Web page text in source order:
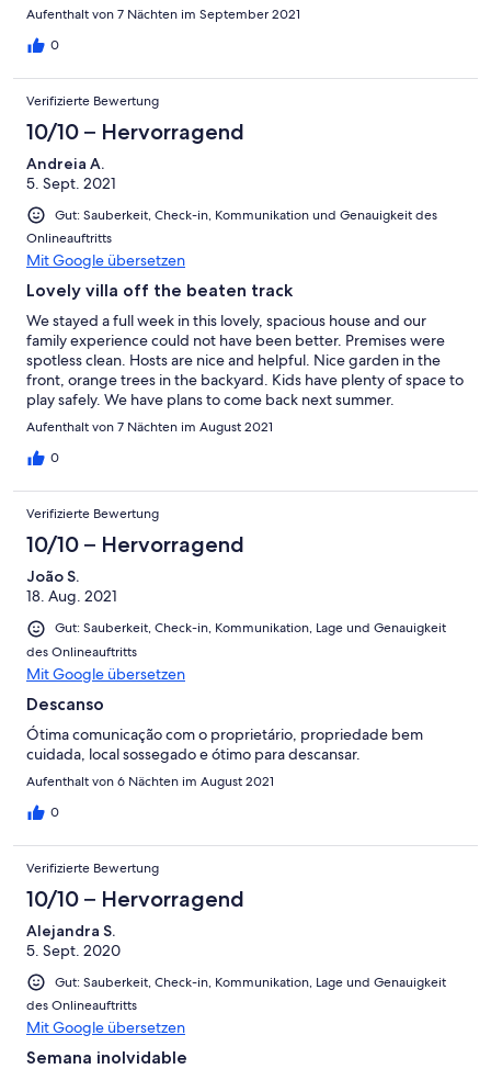
Aufenthalt von 7 Nächten im September 2021
0
Verifizierte Bewertung
10/10 – Hervorragend
Andreia A.
5. Sept. 2021
Gut: Sauberkeit, Check-in, Kommunikation und Genauigkeit des
Onlineauftritts
Mit Google übersetzen
Lovely villa off the beaten track
We stayed a full week in this lovely, spacious house and our
family experience could not have been better. Premises were
spotless clean. Hosts are nice and helpful. Nice garden in the
front, orange trees in the backyard. Kids have plenty of space to
play safely. We have plans to come back next summer.
Aufenthalt von 7 Nächten im August 2021
0
Verifizierte Bewertung
10/10 – Hervorragend
João S.
18. Aug. 2021
Gut: Sauberkeit, Check-in, Kommunikation, Lage und Genauigkeit
des Onlineauftritts
Mit Google übersetzen
Descanso
Ótima comunicação com o proprietário, propriedade bem
cuidada, local sossegado e ótimo para descansar.
Aufenthalt von 6 Nächten im August 2021
0
Verifizierte Bewertung
10/10 – Hervorragend
Alejandra S.
5. Sept. 2020
Gut: Sauberkeit, Check-in, Kommunikation, Lage und Genauigkeit
des Onlineauftritts
Mit Google übersetzen
Semana inolvidable